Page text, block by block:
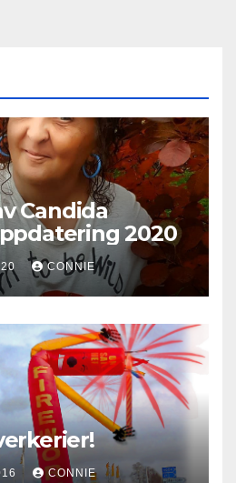
Candida
2020
CONNIE
CONNIE